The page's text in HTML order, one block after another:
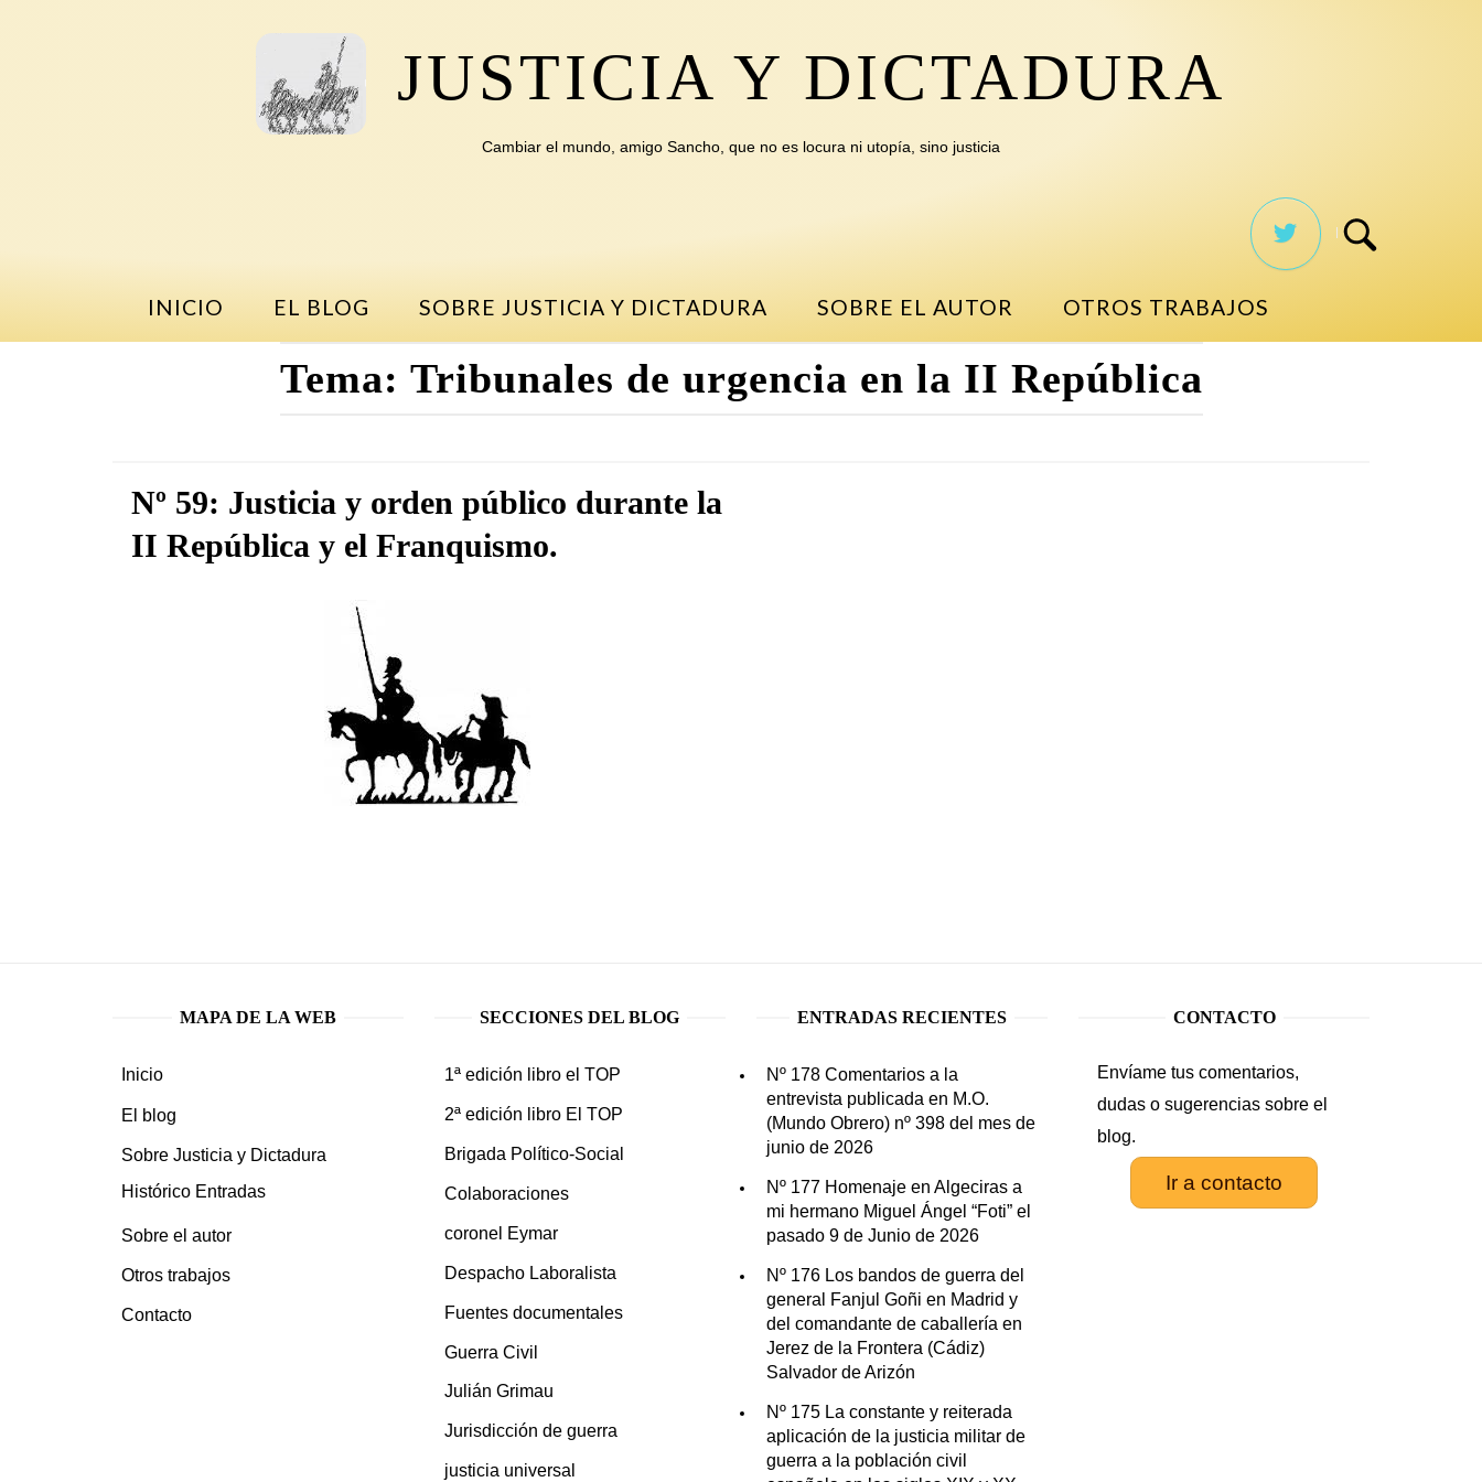
JUSTICIA Y DICTADURA
Cambiar el mundo, amigo Sancho, que no es locura ni utopía, sino justicia
INICIO EL BLOG SOBRE JUSTICIA Y DICTADURA SOBRE EL AUTOR OTROS TRABAJOS
Tema: Tribunales de urgencia en la II República
Nº 59: Justicia y orden público durante la
II República y el Franquismo.
MAPA DE LA WEB
Inicio
El blog
Sobre Justicia y Dictadura
Histórico Entradas
Sobre el autor
Otros trabajos
Contacto
SECCIONES DEL BLOG
1ª edición libro el TOP
2ª edición libro El TOP
Brigada Político-Social
Colaboraciones
coronel Eymar
Despacho Laboralista
Fuentes documentales
Guerra Civil
Julián Grimau
Jurisdicción de guerra
justicia universal
ENTRADAS RECIENTES
Nº 178 Comentarios a la
entrevista publicada en M.O.
(Mundo Obrero) nº 398 del mes de
junio de 2026
Nº 177 Homenaje en Algeciras a
mi hermano Miguel Ángel “Foti” el
pasado 9 de Junio de 2026
Nº 176 Los bandos de guerra del
general Fanjul Goñi en Madrid y
del comandante de caballería en
Jerez de la Frontera (Cádiz)
Salvador de Arizón
Nº 175 La constante y reiterada
aplicación de la justicia militar de
guerra a la población civil
CONTACTO
Envíame tus comentarios,
dudas o sugerencias sobre el
blog.
Ir a contacto